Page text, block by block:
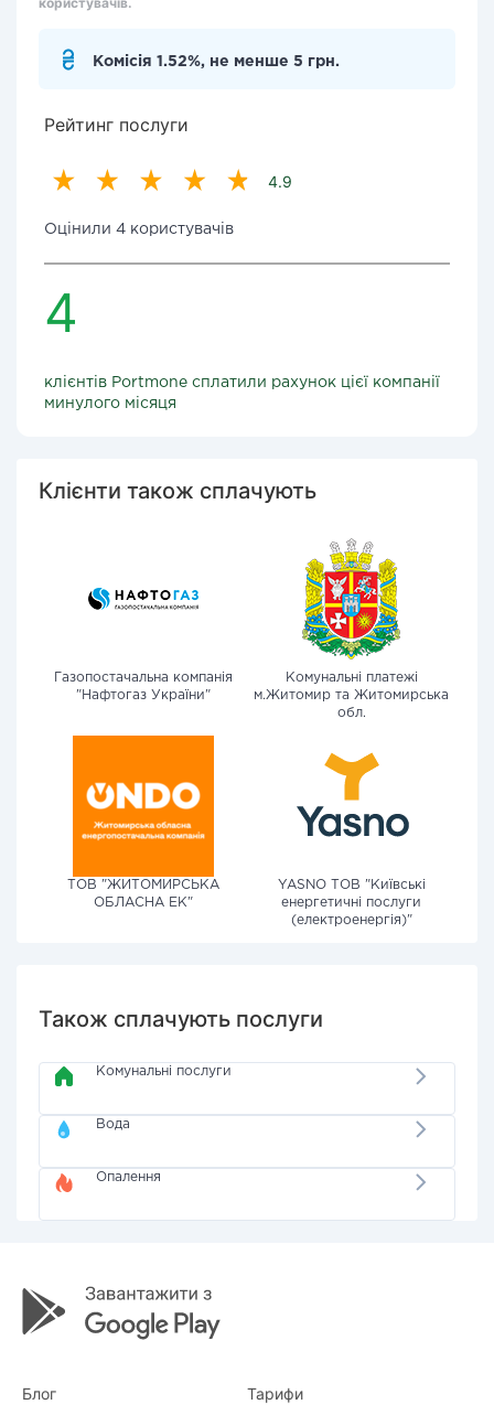
Комісія 1.52%, не менше 5 грн.
Рейтинг послуги
4.9
Оцінили 4 користувачів
4
клієнтів Portmone сплатили рахунок цієї компанії
минулого місяця
Клієнти також сплачують
Газопостачальна компанія
"Нафтогаз України"
Комунальні платежі
м.Житомир та Житомирська
обл.
ТОВ "ЖИТОМИРСЬКА
ОБЛАСНА ЕК"
YASNO ТОВ "Київські
енергетичні послуги
(електроенергія)"
Також сплачують послуги
Комунальні послуги
Вода
Опалення
Блог Тарифи